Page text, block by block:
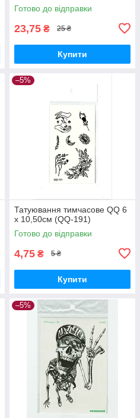
Готово до відправки
23,75 ₴ 25 ₴
Купити
–5%
Татуювання тимчасове QQ 6
х 10,50см (QQ-191)
Готово до відправки
4,75 ₴ 5 ₴
Купити
–5%